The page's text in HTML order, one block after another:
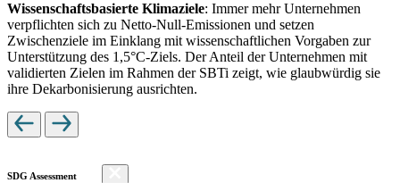
Wissenschaftsbasierte Klimaziele: Immer mehr Unternehmen
verpflichten sich zu Netto-Null-Emissionen und setzen
Zwischenziele im Einklang mit wissenschaftlichen Vorgaben zur
Unterstützung des 1,5°C-Ziels. Der Anteil der Unternehmen mit
validierten Zielen im Rahmen der SBTi zeigt, wie glaubwürdig sie
ihre Dekarbonisierung ausrichten.
SDG Assessment